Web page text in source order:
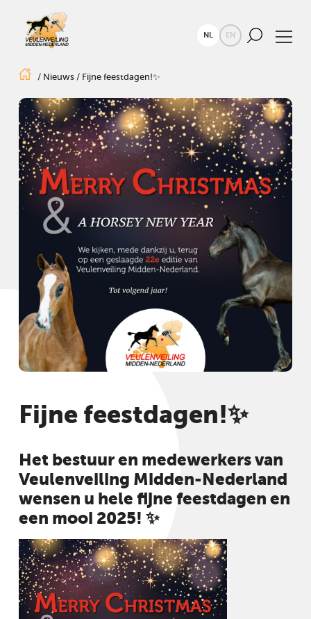
NL EN
/ Nieuws/ Fijne feestdagen!✨
Fijne feestdagen!✨
Het bestuur en medewerkers van
Veulenveiling Midden-Nederland
wensen u hele fijne feestdagen en
een mooi 2025! ✨